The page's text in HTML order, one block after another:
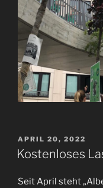
VERÖFFENTLICHT
AM
APRIL 20, 2022
Kostenloses
Seit April steht